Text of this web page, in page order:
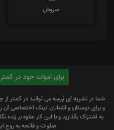
سروش
برای اموات خود در کمتر از 3 دقیقه یادبود
شما در نشریه آی پُرسِه می توانید در کمتر
و برای دوستان و آشنایان لینک اختصاصی
به اشتراک بگذارید و با این کار علاوه بر زنده
صلوات و فاتحه به روح